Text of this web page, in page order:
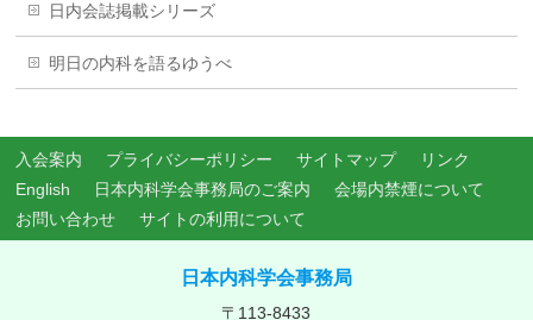
日内会誌掲載シリーズ
明日の内科を語るゆうべ
入会案内 プライバシーポリシー サイトマップ
リンク
English
日本内科学会事務局のご案内
会場内禁煙について
お問い合わせ
サイトの利用について
日本内科学会事務局
〒113-8433